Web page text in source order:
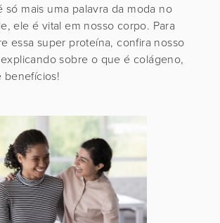
só mais uma palavra da moda no
ele é vital em nosso corpo. Para
essa super proteína, confira nosso
sobre o que é colágeno,
benefícios!